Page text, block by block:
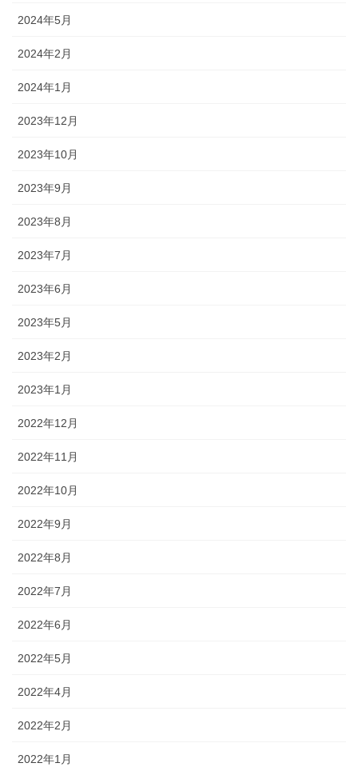
2024年5月
2024年2月
2024年1月
2023年12月
2023年10月
2023年9月
2023年8月
2023年7月
2023年6月
2023年5月
2023年2月
2023年1月
2022年12月
2022年11月
2022年10月
2022年9月
2022年8月
2022年7月
2022年6月
2022年5月
2022年4月
2022年2月
2022年1月